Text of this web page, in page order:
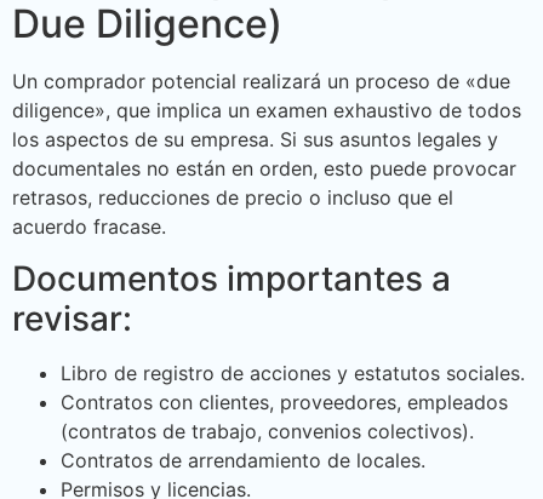
Due Diligence)
Un comprador potencial realizará un proceso de «due
diligence», que implica un examen exhaustivo de todos
los aspectos de su empresa. Si sus asuntos legales y
documentales no están en orden, esto puede provocar
retrasos, reducciones de precio o incluso que el
acuerdo fracase.
Documentos importantes a
revisar:
Libro de registro de acciones y estatutos sociales.
Contratos con clientes, proveedores, empleados
(contratos de trabajo, convenios colectivos).
Contratos de arrendamiento de locales.
Permisos y licencias.